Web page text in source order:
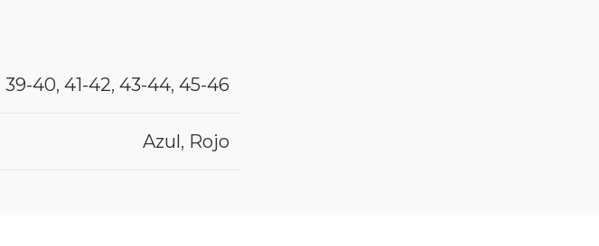
39-40, 41-42, 43-44, 45-46
Azul, Rojo